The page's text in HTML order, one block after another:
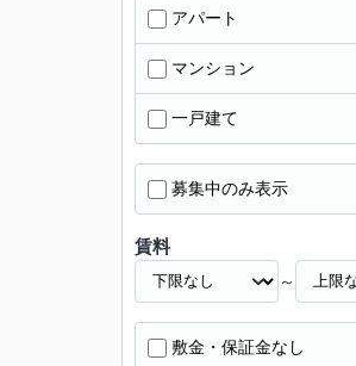
アパート
マンション
一戸建て
募集中のみ表示
賃料
～
敷金・保証金なし